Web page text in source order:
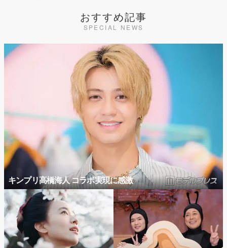
おすすめ記事
SPECIAL NEWS
キンプリ高橋海人 コラボ実現に感激